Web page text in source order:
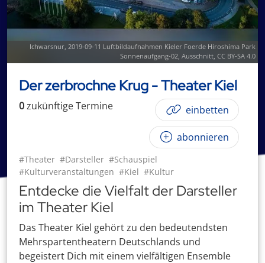
Ichwarsnur, 2019-09-11 Luftbildaufnahmen Kieler Foerde Hiroshima Park
Sonnenaufgang-02, Ausschnitt, CC BY-SA 4.0
Der zerbrochne Krug - Theater Kiel
0zukünftigeTermine einbetten
abonnieren
#Theater #Darsteller #Schauspiel
#Kulturveranstaltungen #Kiel #Kultur
Entdecke die Vielfalt der Darsteller
im Theater Kiel
Das Theater Kiel gehört zu den bedeutendsten
Mehrspartentheatern Deutschlands und
begeistert Dich mit einem vielfältigen Ensemble